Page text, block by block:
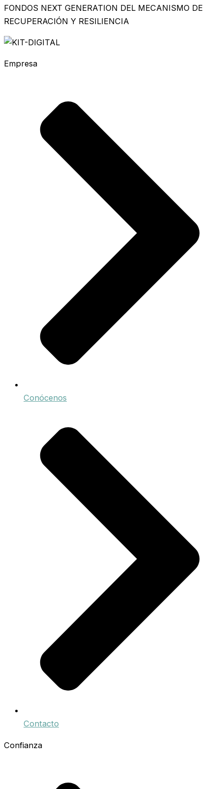
FONDOS NEXT GENERATION DEL MECANISMO DE
RECUPERACIÓN Y RESILIENCIA
Empresa
Conócenos
Contacto
Confianza